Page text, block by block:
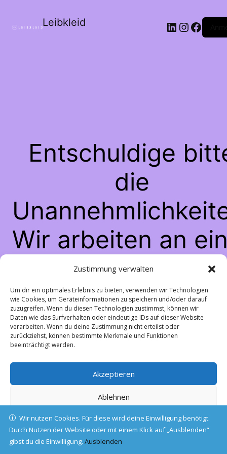
Zustimmung verwalten
Um dir ein optimales Erlebnis zu bieten, verwenden wir Technologien
wie Cookies, um Geräteinformationen zu speichern und/oder darauf
zuzugreifen. Wenn du diesen Technologien zustimmst, können wir
Daten wie das Surfverhalten oder eindeutige IDs auf dieser Website
verarbeiten. Wenn du deine Zustimmung nicht erteilst oder
zurückziehst, können bestimmte Merkmale und Funktionen
beeinträchtigt werden.
Akzeptieren
Ablehnen
Einstellungen ansehen
Cookie-RichtlinieDatenschutz
Leibkleid LinkedIn
Entschuldige
die
Wir arbeiten an
großartigen
schau bald
vorbei!
Wir nutzen Cookies. Für diese wird deine Einwilligung benötigt.
Durch Nutzen der Website oder mit einem Klick auf „Ausblenden“
gibst du die Einwilligung.Ausblenden